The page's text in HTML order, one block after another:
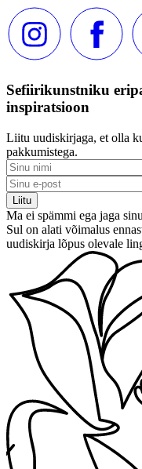
Sefiirikunstniku
inspiratsioon
Liitu uudiskirjaga, et olla
pakkumistega.
Ma ei spämmi ega jaga
Sul on alati võimalus
uudiskirja lõpus olevale